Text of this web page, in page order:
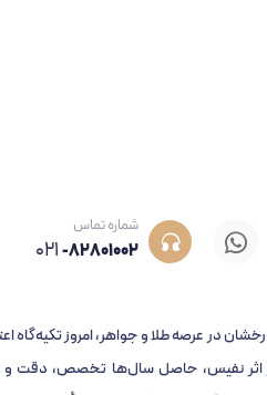
شماره تماس
021-82801002
در عرصه طلا و جواهر، امروز تکیه‌گاه
اثر نفیس، حاصل سال‌ها تخصص، دقت و